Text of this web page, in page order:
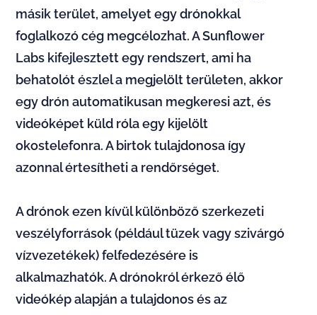
másik terület, amelyet egy drónokkal
foglalkozó cég megcélozhat. A Sunflower
Labs kifejlesztett egy rendszert, ami ha
behatolót észlel a megjelölt területen, akkor
egy drón automatikusan megkeresi azt, és
videóképet küld róla egy kijelölt
okostelefonra. A birtok tulajdonosa így
azonnal értesítheti a rendőrséget.
A drónok ezen kívül különböző szerkezeti
veszélyforrások (például tüzek vagy szivárgó
vízvezetékek) felfedezésére is
alkalmazhatók. A drónokról érkező élő
videókép alapján a tulajdonos és az